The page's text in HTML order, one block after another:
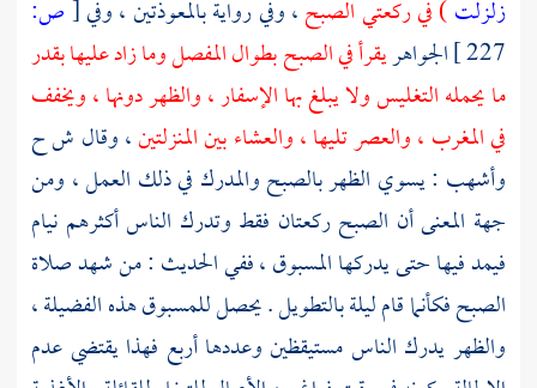
زلزلت) في ركعتي الصبح، وفي رواية بالمعوذتين ، وفي[ص:
227 ] الجواهريقرأ في الصبح بطوال المفصل وما زاد عليها بقدر
ما يحمله التغليس ولا يبلغ بها الإسفار ، والظهر دونها ، ويخفف
في المغرب ، والعصر تليها ، والعشاء بين المنزلتين، وقال ش ح
وأشهب : يسوي الظهر بالصبح والمدرك في ذلك العمل ، ومن
جهة المعنى أن الصبح ركعتان فقط وتدرك الناس أكثرهم نيام
فيمد فيها حتى يدركها المسبوق ، ففي الحديث : من شهد صلاة
الصبح فكأنما قام ليلة بالتطويل . يحصل للمسبوق هذه الفضيلة ،
والظهر يدرك الناس مستيقظين وعددها أربع فهذا يقتضي عدم